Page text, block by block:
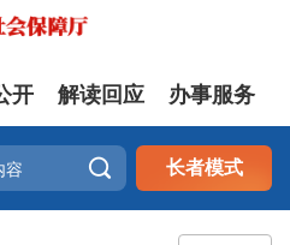
开 解读回应 办事服务
 长者模式